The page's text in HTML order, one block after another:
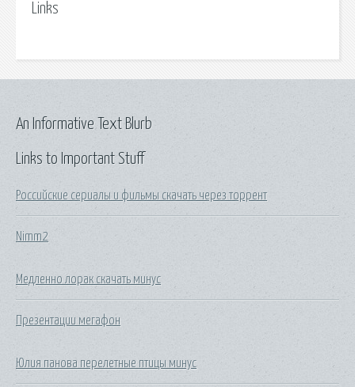
Links
Links to Important Stuff
Российские сериалы и фильмы скачать через торрент
Nimm2
Медленно лорак скачать минус
Презентации мегафон
Юлия панова перелетные птицы минус
An Informative Text Blurb